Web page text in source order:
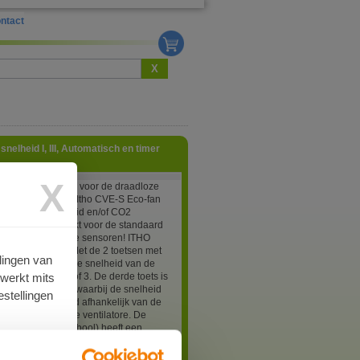
X
X
van
mits
I, III, Automatisch en timer
wandzender voor de draadloze
van een Itho CVE-S Eco-fan
vochtigheid en/of CO2
dus niet geschikt voor de standaard
ingebouwde sensoren! ITHO
04-00161. Met de 2 toetsen met
stelt u de snelheid van de
op snelheid 1 of 3. De derde toets is
Automatisch waarbij de snelheid
wordt geregeld afhankelijk van de
sensoren in de ventilatore. De
(zandlopersymbool) heeft een
respectievelijk 10, 20 of 30 minuten